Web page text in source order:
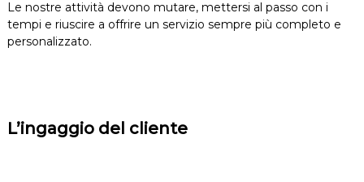
Le nostre attività devono mutare, mettersi al passo con i
tempi e riuscire a offrire un servizio sempre più completo e
personalizzato.
L’ingaggio del cliente